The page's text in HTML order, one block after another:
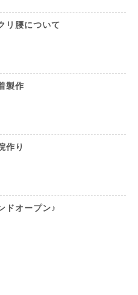
リ腰について
製作
作り
ドオープン♪